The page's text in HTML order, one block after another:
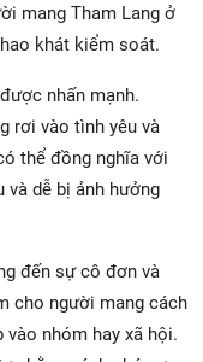
mang Tham Lang ở
khát kiểm soát.
nhấn mạnh.
rơi vào tình yêu và
thể đồng nghĩa với
dễ bị ảnh hưởng
đến sự cô đơn và
cho người mang cách
nhóm hay xã hội.